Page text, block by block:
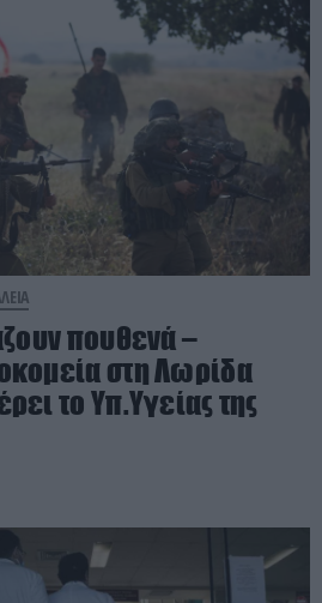
πουθενά –
στη Λωρίδα
το Υπ.Υγείας της